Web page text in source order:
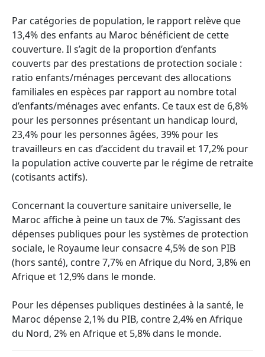
Par catégories de population, le rapport relève que
13,4% des enfants au Maroc bénéficient de cette
couverture. Il s’agit de la proportion d’enfants
couverts par des prestations de protection sociale :
ratio enfants/ménages percevant des allocations
familiales en espèces par rapport au nombre total
d’enfants/ménages avec enfants. Ce taux est de 6,8%
pour les personnes présentant un handicap lourd,
23,4% pour les personnes âgées, 39% pour les
travailleurs en cas d’accident du travail et 17,2% pour
la population active couverte par le régime de retraite
(cotisants actifs).
Concernant la couverture sanitaire universelle, le
Maroc affiche à peine un taux de 7%. S’agissant des
dépenses publiques pour les systèmes de protection
sociale, le Royaume leur consacre 4,5% de son PIB
(hors santé), contre 7,7% en Afrique du Nord, 3,8% en
Afrique et 12,9% dans le monde.
Pour les dépenses publiques destinées à la santé, le
Maroc dépense 2,1% du PIB, contre 2,4% en Afrique
du Nord, 2% en Afrique et 5,8% dans le monde.